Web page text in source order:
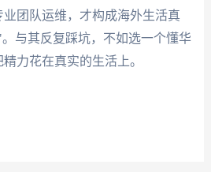
团队运维，才构成海外生活真
与其反复踩坑，不如选一个懂华
力花在真实的生活上。